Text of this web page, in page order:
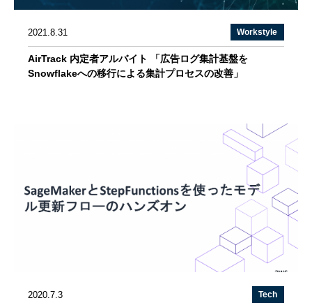
2021.8.31 Workstyle
AirTrack 内定者アルバイト 「広告ログ集計基盤を
Snowflakeへの移行による集計プロセスの改善」
2020.7.3 Tech